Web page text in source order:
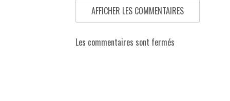
AFFICHER LES COMMENTAIRES
Les commentaires sont fermés